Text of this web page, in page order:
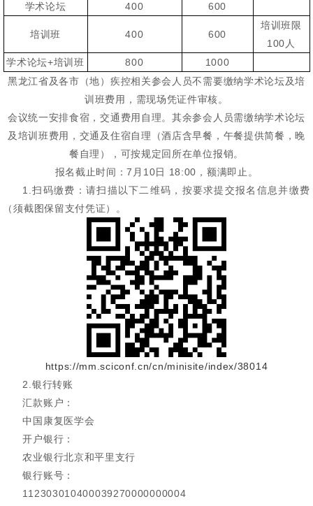
学术论坛 400 600
培训班 400 600
培训班限
100人
学术论坛+培训班
800
1000
黑龙江省及各市（地）疾控相关参会人员不需要缴纳学术论坛及培
训班费用，需现场凭证件审核。
会议统一安排食宿，交通费用自理。其余参会人员需缴纳学术论坛
及培训班费用，交通及住宿自理（酒店含早餐，午餐提供简餐，晚
餐自理），可按规定回所在单位报销。
报名截止时间：7月10日 18:00，额满即止。
1.扫码缴费：请扫描以下二维码，按要求提交报名信息并缴费
（须截图保留支付凭证）。
https://mm.sciconf.cn/cn/minisite/index/38014
2.银行转账
汇款账户：
中国康复医学会
开户银行：
农业银行北京和平里支行
银行账号：
112303010400039270000000004